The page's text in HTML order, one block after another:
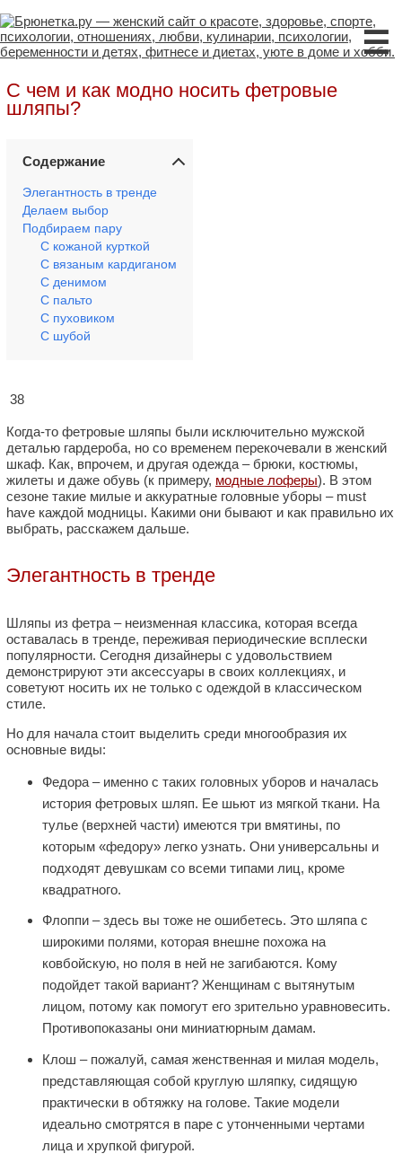
☰
С чем и как модно носить фетровые
шляпы?
Содержание
Элегантность в тренде
Делаем выбор
Подбираем пару
С кожаной курткой
С вязаным кардиганом
С денимом
С пальто
С пуховиком
С шубой
38
Когда-то фетровые шляпы были исключительно мужской
деталью гардероба, но со временем перекочевали в женский
шкаф. Как, впрочем, и другая одежда – брюки, костюмы,
жилеты и даже обувь (к примеру, модные лоферы). В этом
сезоне такие милые и аккуратные головные уборы – must
have каждой модницы. Какими они бывают и как правильно их
выбрать, расскажем дальше.
Элегантность в тренде
Шляпы из фетра – неизменная классика, которая всегда
оставалась в тренде, переживая периодические всплески
популярности. Сегодня дизайнеры с удовольствием
демонстрируют эти аксессуары в своих коллекциях, и
советуют носить их не только с одеждой в классическом
стиле.
Но для начала стоит выделить среди многообразия их
основные виды:
Федора – именно с таких головных уборов и началась
история фетровых шляп. Ее шьют из мягкой ткани. На
тулье (верхней части) имеются три вмятины, по
которым «федору» легко узнать. Они универсальны и
подходят девушкам со всеми типами лиц, кроме
квадратного.
Флоппи – здесь вы тоже не ошибетесь. Это шляпа с
широкими полями, которая внешне похожа на
ковбойскую, но поля в ней не загибаются. Кому
подойдет такой вариант? Женщинам с вытянутым
лицом, потому как помогут его зрительно уравновесить.
Противопоказаны они миниатюрным дамам.
Клош – пожалуй, самая женственная и милая модель,
представляющая собой круглую шляпку, сидящую
практически в обтяжку на голове. Такие модели
идеально смотрятся в паре с утонченными чертами
лица и хрупкой фигурой.